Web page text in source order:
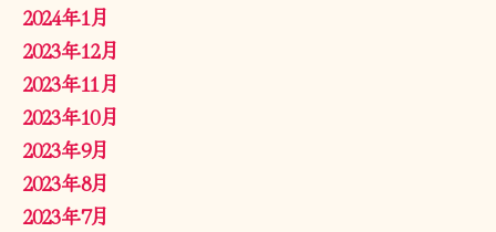
2024年1月
2023年12月
2023年11月
2023年10月
2023年9月
2023年8月
2023年7月